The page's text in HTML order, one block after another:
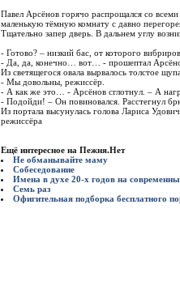
Павел Арсёнов горячо распрощался со
маленькую тёмную комнату с давно
Тщательно запер дверь. В дальнем углу
- Готово? – низкий бас, от которого
- Да, да, конечно… вот… - прошептал
Из светящегося овала вырвалось толстое
- Мы довольны, режиссёр.
- А как же это… - Арсёнов сглотнул. – А
- Подойди! – Он повиновался. Расстегнул
Из портала высунулась голова Лариса
режиссёра
Ещё интересное на Пежня.Нет
Не обманывайте маму
Собеседование
Имена в духе 20-x годов на
Семь раз
Офигительная подборка бесплатного